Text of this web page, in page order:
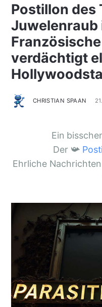
Postillon des
Juwelenraub
verdächtigt
CHRISTIAN SPAAN
Ein
Der 📯
Ehrliche